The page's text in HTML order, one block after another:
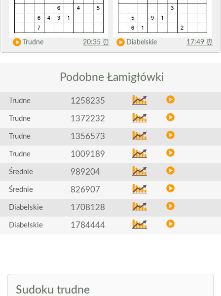
Trudne 20:35 ⏰ Diabelskie 17:49 ⏰
Podobne Łamigłówki
Trudne 1258235
Trudne 1372232
Trudne 1356573
Trudne 1009189
Średnie 989204
Średnie 826907
Diabelskie 1708128
Diabelskie 1784444
Sudoku trudne